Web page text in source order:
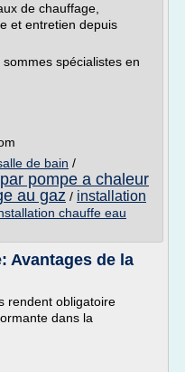
de chauffage,
et entretien depuis
spécialistes en
de bain /
pompe a chaleur
au gaz / installation
chauffe eau
Avantages de la
rendent obligatoire
dans la